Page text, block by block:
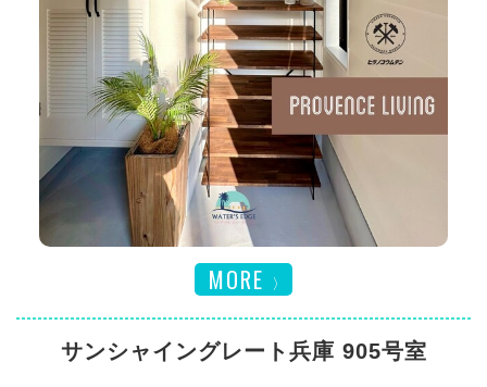
MORE
サンシャイングレート兵庫 905号室